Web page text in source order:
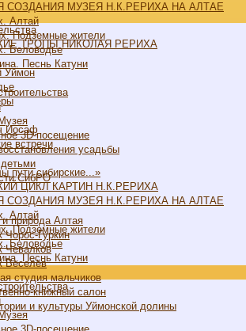
СОЗДАНИЯ МУЗЕЯ Н.К.РЕРИХА НА АЛТАЕ
Алтай
Подземные жители
Беловодье
Песнь Катуни
3D-посещение
усадьбы
СибРО
и природа Алтая
Чорос-Гуркин
Чевалков
Веселёв
студия мальчиков
книжный салон
и культуры Уймонской долины
ТРОПЫ НИКОЛАЯ РЕРИХА
Уймон
Иосаф
встречи
пути сибирские...»
ЦИКЛ КАРТИН Н.К.РЕРИХА
СОЗДАНИЯ МУЗЕЯ Н.К.РЕРИХА НА АЛТАЕ
Алтай
Подземные жители
Беловодье
Песнь Катуни